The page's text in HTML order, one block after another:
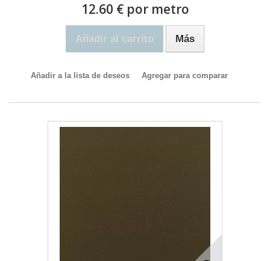
12.60 € por metro
Añadir al carrito Más
Añadir a la lista de deseos Agregar para comparar